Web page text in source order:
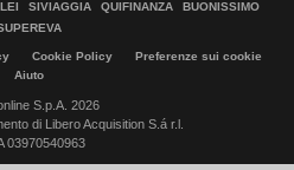
SIVIAGGIA QUIFINANZA
BUONISSIMO
Cookie Policy
Preferenze sui cookie
Aiuto
S.p.A. 2026
di Libero Acquisition S.á r.l.
03970540963